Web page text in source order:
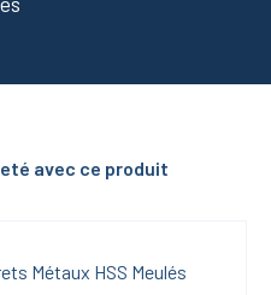
avec ce produit
Métaux HSS Meulés